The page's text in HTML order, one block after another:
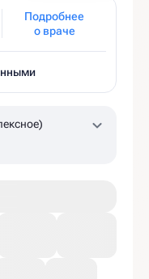
Подробнее
о враче